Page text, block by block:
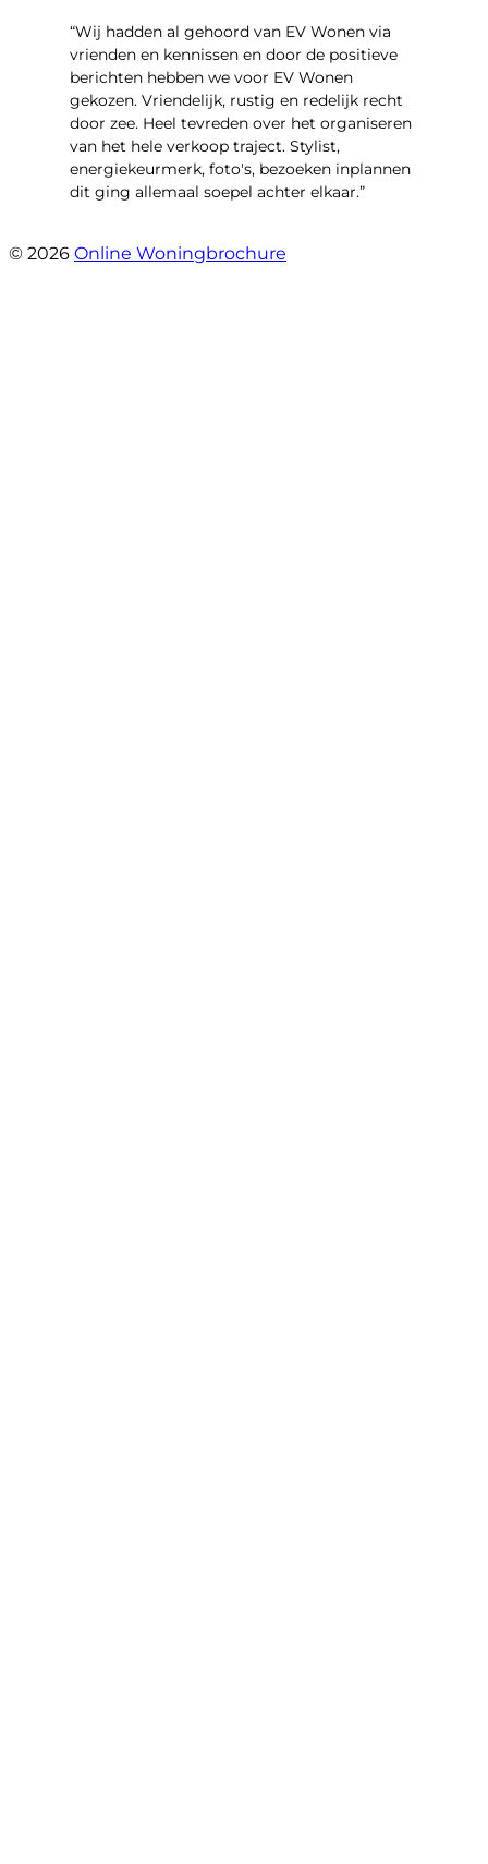
“Wij hadden al gehoord van EV Wonen via
vrienden en kennissen en door de positieve
berichten hebben we voor EV Wonen
gekozen. Vriendelijk, rustig en redelijk recht
door zee. Heel tevreden over het organiseren
van het hele verkoop traject. Stylist,
energiekeurmerk, foto's, bezoeken inplannen
dit ging allemaal soepel achter elkaar.”
© 2026 Online Woningbrochure